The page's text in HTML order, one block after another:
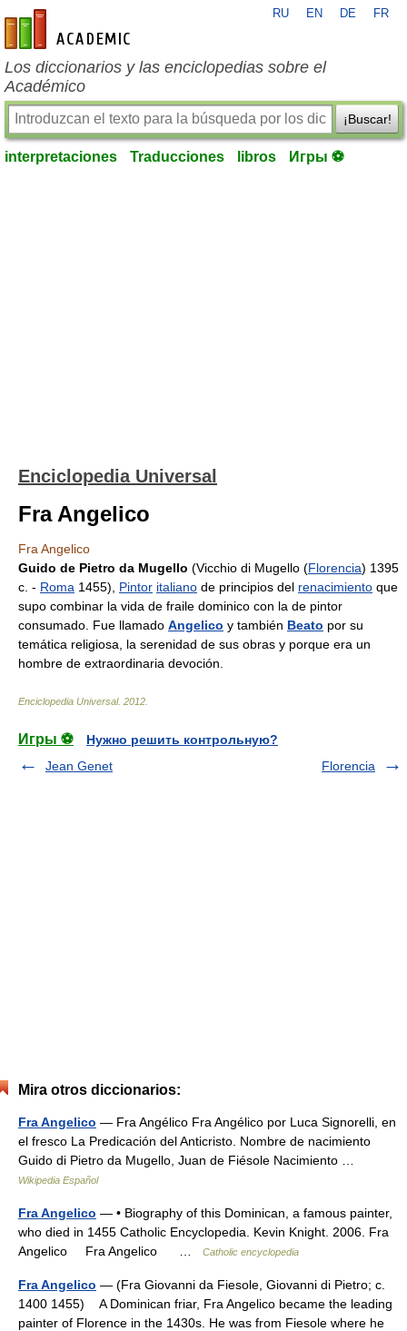
es-academic.com
RU EN DE FR
Los diccionarios y las enciclopedias sobre el
Académico
¡Buscar!
interpretaciones Traducciones libros Игры ⚽
Enciclopedia Universal
Fra Angelico
Fra Angelico
Guido de Pietro da Mugello (Vicchio di Mugello (Florencia) 1395
c. - Roma 1455), Pintor italiano de principios del renacimiento que
supo combinar la vida de fraile dominico con la de pintor
consumado. Fue llamado Angelico y también Beato por su
temática religiosa, la serenidad de sus obras y porque era un
hombre de extraordinaria devoción.
Enciclopedia Universal. 2012
Игры ⚽
Нужно решить контрольную?
Jean Genet
Florencia
Mira otros diccionarios:
Fra Angelico — Fra Angélico Fra Angélico por Luca Signorelli, en
el fresco La Predicación del Anticristo. Nombre de nacimiento
Guido di Pietro da Mugello, Juan de Fiésole Nacimiento …
Wikipedia Español
Fra Angelico — • Biography of this Dominican, a famous painter,
who died in 1455 Catholic Encyclopedia. Kevin Knight. 2006. Fra
Angelico Fra Angelico …
Catholic encyclopedia
Fra Angelico — (Fra Giovanni da Fiesole, Giovanni di Pietro; c.
1400 1455) A Dominican friar, Fra Angelico became the leading
painter of Florence in the 1430s. He was from Fiesole where he